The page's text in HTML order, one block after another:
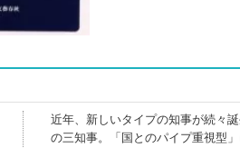
近年、新しいタイプの知事が続々
の三知事。「国とのパイプ重視型